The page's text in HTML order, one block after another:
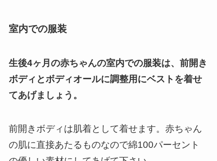
室内での服装
生後4ヶ月の赤ちゃんの室内での服装は、前開き
ボディとボディオールに調整用にベストを着せ
てあげましょう。
前開きボディは肌着として着せます。赤ちゃん
の肌に直接あたるものなので綿100パーセント